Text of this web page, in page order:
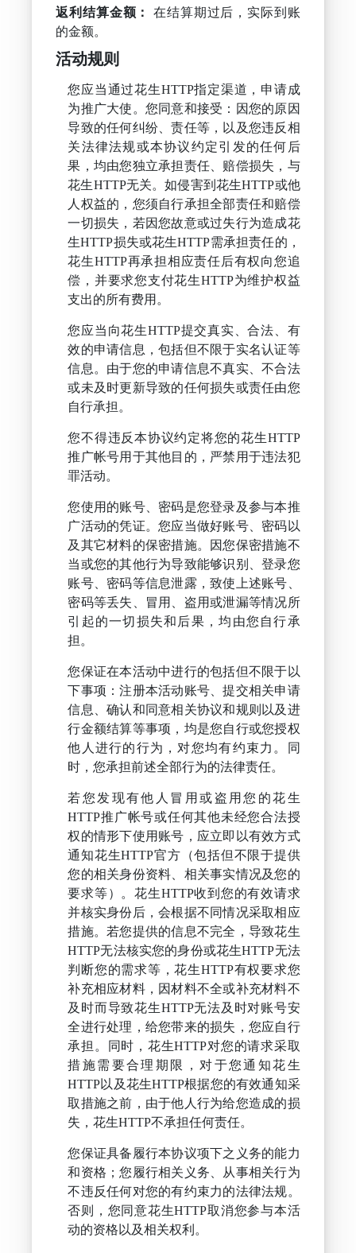
返利结算金额：
在结算期过后，实际到账
的金额。
活动规则
您应当通过花生HTTP指定渠道，申请成
为推广大使。您同意和接受：因您的原因
导致的任何纠纷、责任等，以及您违反相
关法律法规或本协议约定引发的任何后
果，均由您独立承担责任、赔偿损失，与
花生HTTP无关。如侵害到花生HTTP或他
人权益的，您须自行承担全部责任和赔偿
一切损失，若因您故意或过失行为造成花
生HTTP损失或花生HTTP需承担责任的，
花生HTTP再承担相应责任后有权向您追
偿，并要求您支付花生HTTP为维护权益
支出的所有费用。
您应当向花生HTTP提交真实、合法、有
效的申请信息，包括但不限于实名认证等
信息。由于您的申请信息不真实、不合法
或未及时更新导致的任何损失或责任由您
自行承担。
您不得违反本协议约定将您的花生HTTP
推广帐号用于其他目的，严禁用于违法犯
罪活动。
您使用的账号、密码是您登录及参与本推
广活动的凭证。您应当做好账号、密码以
及其它材料的保密措施。因您保密措施不
当或您的其他行为导致能够识别、登录您
账号、密码等信息泄露，致使上述账号、
密码等丢失、冒用、盗用或泄漏等情况所
引起的一切损失和后果，均由您自行承
担。
您保证在本活动中进行的包括但不限于以
下事项：注册本活动账号、提交相关申请
信息、确认和同意相关协议和规则以及进
行金额结算等事项，均是您自行或您授权
他人进行的行为，对您均有约束力。同
时，您承担前述全部行为的法律责任。
若您发现有他人冒用或盗用您的花生
HTTP推广帐号或任何其他未经您合法授
权的情形下使用账号，应立即以有效方式
通知花生HTTP官方（包括但不限于提供
您的相关身份资料、相关事实情况及您的
要求等）。花生HTTP收到您的有效请求
并核实身份后，会根据不同情况采取相应
措施。若您提供的信息不完全，导致花生
HTTP无法核实您的身份或花生HTTP无法
判断您的需求等，花生HTTP有权要求您
补充相应材料，因材料不全或补充材料不
及时而导致花生HTTP无法及时对账号安
全进行处理，给您带来的损失，您应自行
承担。同时，花生HTTP对您的请求采取
措施需要合理期限，对于您通知花生
HTTP以及花生HTTP根据您的有效通知采
取措施之前，由于他人行为给您造成的损
失，花生HTTP不承担任何责任。
您保证具备履行本协议项下之义务的能力
和资格；您履行相关义务、从事相关行为
不违反任何对您的有约束力的法律法规。
否则，您同意花生HTTP取消您参与本活
动的资格以及相关权利。